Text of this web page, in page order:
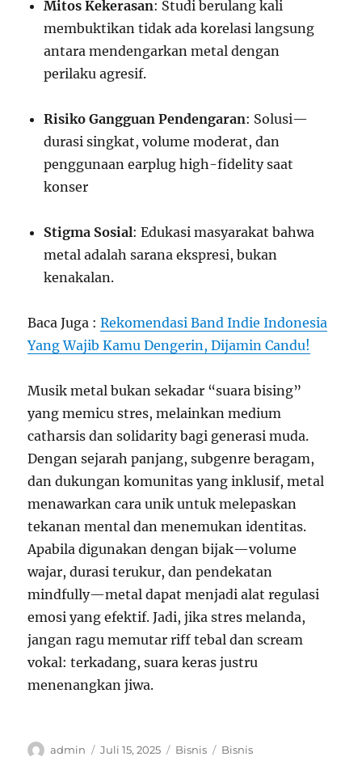
Mitos Kekerasan: Studi berulang kali
membuktikan tidak ada korelasi langsung
antara mendengarkan metal dengan
perilaku agresif.
Risiko Gangguan Pendengaran: Solusi—
durasi singkat, volume moderat, dan
penggunaan earplug high-fidelity saat
konser
Stigma Sosial: Edukasi masyarakat bahwa
metal adalah sarana ekspresi, bukan
kenakalan.
Baca Juga :Rekomendasi Band Indie Indonesia
Yang Wajib Kamu Dengerin, Dijamin Candu!
Musik metal bukan sekadar “suara bising”
yang memicu stres, melainkan medium
catharsis dan solidarity bagi generasi muda.
Dengan sejarah panjang, subgenre beragam,
dan dukungan komunitas yang inklusif, metal
menawarkan cara unik untuk melepaskan
tekanan mental dan menemukan identitas.
Apabila digunakan dengan bijak—volume
wajar, durasi terukur, dan pendekatan
mindfully—metal dapat menjadi alat regulasi
emosi yang efektif. Jadi, jika stres melanda,
jangan ragu memutar riff tebal dan scream
vokal: terkadang, suara keras justru
menenangkan jiwa.
Author
admin
Posted
Juli 15, 2025 Categories
Bisnis Tags
Bisnis